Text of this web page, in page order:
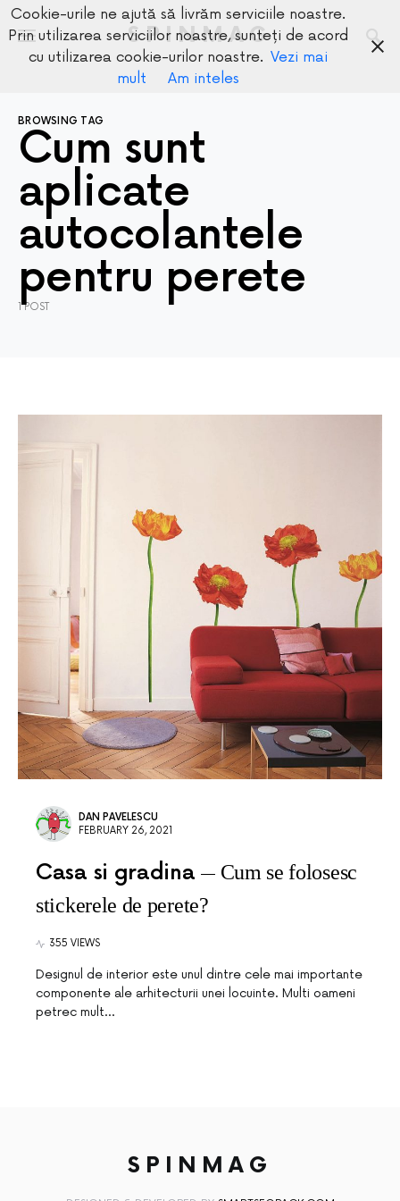
SPINMAG
BROWSING TAG
Cum sunt
aplicate
autocolantele
pentru perete
1 POST
DAN PAVELESCU
FEBRUARY 26, 2021
Casa si gradina
Cum se folosesc
stickerele de perete?
355 VIEWS
Designul de interior este unul dintre cele mai importante
componente ale arhitecturii unei locuinte. Multi oameni
petrec mult…
SPINMAG
Cookie-urile ne ajută să livrăm serviciile noastre.
Prin utilizarea serviciilor noastre, sunteți de acord
cu utilizarea cookie-urilor noastre. Vezi mai
mult
Am inteles